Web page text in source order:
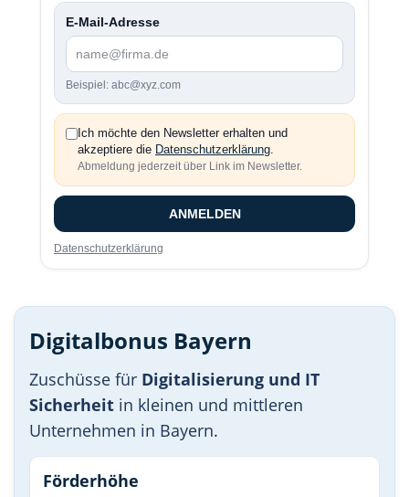
E-Mail-Adresse
Beispiel: abc@xyz.com
Ich möchte den Newsletter erhalten und
akzeptiere die Datenschutzerklärung
Abmeldung jederzeit über Link im Newsletter.
ANMELDEN
Datenschutzerklärung
Digitalbonus Bayern
Zuschüsse für Digitalisierung und IT
Sicherheit in kleinen und mittleren
Unternehmen in Bayern.
Förderhöhe